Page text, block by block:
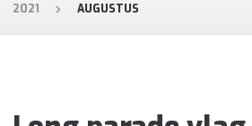
2021 AUGUSTUS